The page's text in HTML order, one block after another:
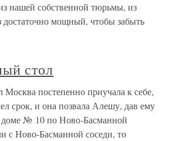
нашей собственной тюрьмы, из
достаточно мощный, чтобы забыть
стол
постепенно приучала к себе,
срок, и она позвала Алешу, дав ему
№ 10 по Ново-Басманной
с Ново-Басманной соседи, то